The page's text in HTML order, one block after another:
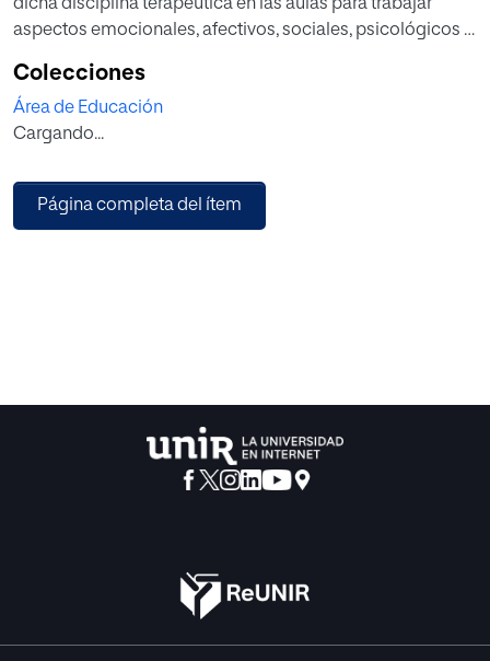
dicha disciplina terapéutica en las aulas para trabajar
aspectos emocionales, afectivos, sociales, psicológicos y
proporciona Biodanza ayudado por la música y el
movimiento. De esta manera se sostiene al niño a que
tenga un desarrollo integral, lo que hace que repercuta en
Colecciones
Área de Educación
Cargando...
Página completa del ítem